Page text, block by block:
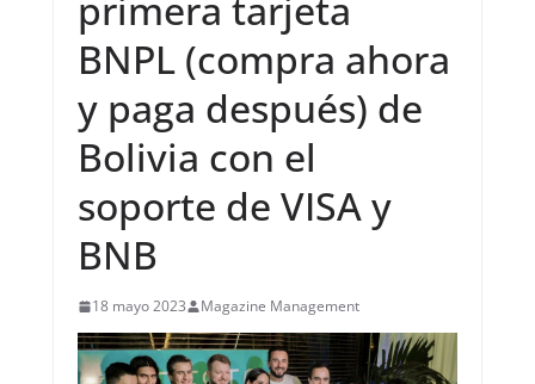
primera tarjeta
BNPL (compra ahora
y paga después) de
Bolivia con el
soporte de VISA y
BNB
18 mayo 2023 Magazine Management